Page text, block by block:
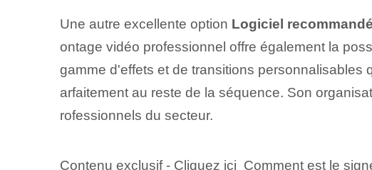
Une autre excellente option Logiciel recommandé
ontage vidéo professionnel⁤ offre également la
gamme d'effets et de transitions personnalisables
arfaitement au reste de la séquence. Son
rofessionnels du secteur.
Contenu exclusif - Cliquez ici Comment est le